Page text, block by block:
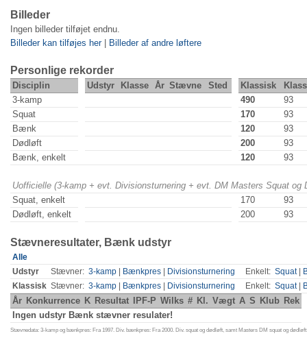
Billeder
Ingen billeder tilføjet endnu.
Billeder kan tilføjes her| Billeder af andre løftere
Personlige rekorder
Disciplin Udstyr Klasse År Stævne Sted Klassisk
3-kamp
490
93
Squat
170
93
Bænk
120
93
Dødløft
200
93
Bænk, enkelt
120 93
Uofficielle (3-kamp + evt. Divisionsturnering + evt. DM Masters Squat
Squat, enkelt
170
93
Dødløft, enkelt
200 93
Stævneresultater, Bænk udstyr
Alle
Udstyr
Stævner: 3-kamp Bænkpres Divisionsturnering Enkelt: Squat|
Klassisk Stævner: 3-kamp Bænkpres Divisionsturnering Enkelt: Squat|
År Konkurrence K Resultat IPF-P Wilks # Kl. Vægt A S Klub Rek
Ingen udstyr Bænk stævner resulater!
Stævnedata: 3-kamp og bænkpres: Fra 1997. Div. bænkpres: Fra 2000. Div. squat og dødløft, samt Masters DM squat og